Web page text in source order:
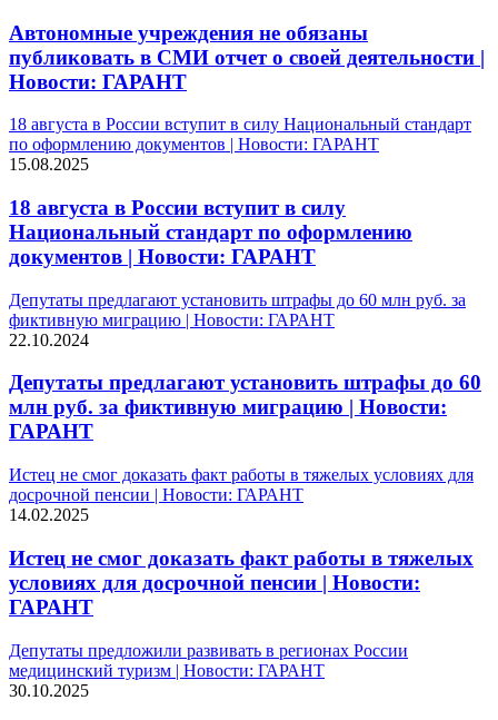
Автономные учреждения не обязаны
публиковать в СМИ отчет о своей деятельности |
Новости: ГАРАНТ
18 августа в России вступит в силу Национальный стандарт
по оформлению документов | Новости: ГАРАНТ
15.08.2025
18 августа в России вступит в силу
Национальный стандарт по оформлению
документов | Новости: ГАРАНТ
Депутаты предлагают установить штрафы до 60 млн руб. за
фиктивную миграцию | Новости: ГАРАНТ
22.10.2024
Депутаты предлагают установить штрафы до 60
млн руб. за фиктивную миграцию | Новости:
ГАРАНТ
Истец не смог доказать факт работы в тяжелых условиях для
досрочной пенсии | Новости: ГАРАНТ
14.02.2025
Истец не смог доказать факт работы в тяжелых
условиях для досрочной пенсии | Новости:
ГАРАНТ
Депутаты предложили развивать в регионах России
медицинский туризм | Новости: ГАРАНТ
30.10.2025